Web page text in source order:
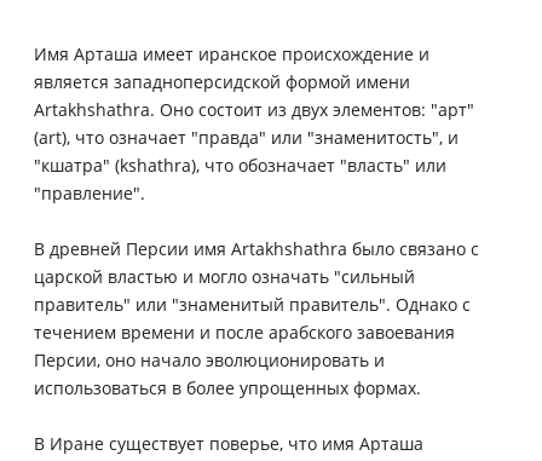
Имя Арташа имеет иранское происхождение и
является западноперсидской формой имени
Artakhshathra. Оно состоит из двух элементов: "арт"
(art), что означает "правда" или "знаменитость", и
"кшатра" (kshathra), что обозначает "власть" или
"правление".
В древней Персии имя Artakhshathra было связано с
царской властью и могло означать "сильный
правитель" или "знаменитый правитель". Однако с
течением времени и после арабского завоевания
Персии, оно начало эволюционировать и
использоваться в более упрощенных формах.
В Иране существует поверье, что имя Арташа